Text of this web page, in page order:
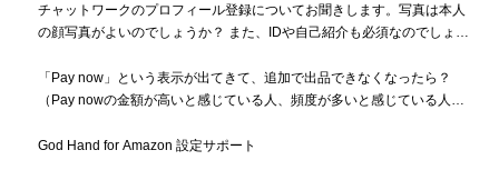
チャットワークのプロフィール登録についてお聞きします。写真は本人
の顔写真がよいのでしょうか？ また、IDや自己紹介も必須なのでしょう
「Pay now」という表示が出てきて、追加で出品できなくなったら？
（Pay nowの金額が高いと感じている人、頻度が多いと感じている人も
God Hand for Amazon 設定サポート